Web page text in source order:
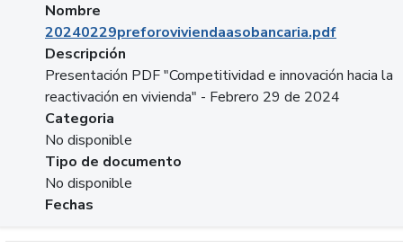
Nombre
20240229preforoviviendaasobancaria.pdf
Descripción
Presentación PDF "Competitividad e innovación hacia la
reactivación en vivienda" - Febrero 29 de 2024
Categoria
No disponible
Tipo de documento
No disponible
Fechas